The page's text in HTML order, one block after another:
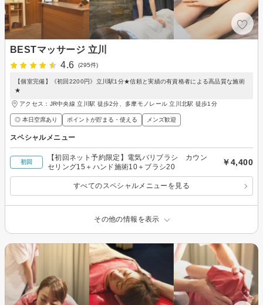
BESTマッサージ 立川
4.6
(295件)
【個室完備】《初回2200円》立川駅1分★信頼と実績の有資格者による高品質な施術
★
アクセス：JR中央線 立川駅 徒歩2分、多摩モノレール 立川北駅 徒歩1分
◎ 本日空席あり ポイントが貯まる・使える メンズ歓迎
スペシャルメニュー
初回
【初回ネット予約限定】電気バリブラシ カウン
セリング15＋ハンド施術10＋ブラシ20
￥4,400
すべてのスペシャルメニューを見る
その他の情報を表示